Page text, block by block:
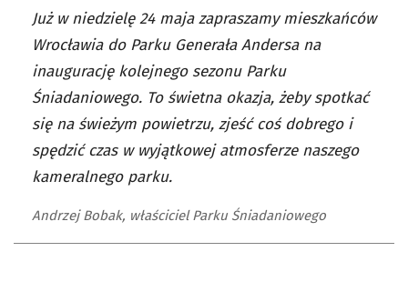
Już w niedzielę 24 maja zapraszamy mieszkańców
Wrocławia do Parku Generała Andersa na
inaugurację kolejnego sezonu Parku
Śniadaniowego. To świetna okazja, żeby spotkać
się na świeżym powietrzu, zjeść coś dobrego i
spędzić czas w wyjątkowej atmosferze naszego
kameralnego parku.
Andrzej Bobak, właściciel Parku Śniadaniowego